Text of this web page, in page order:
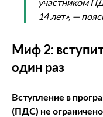
14 лет», —
Миф 2:
один раз
Вступление в
(ПДС) не